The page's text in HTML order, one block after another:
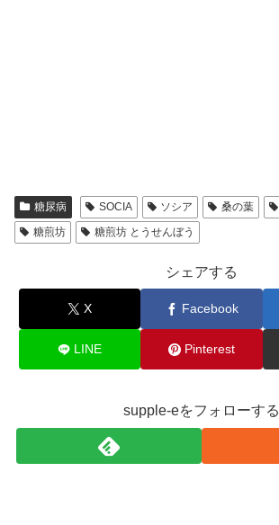
糖尿病 SOCIA ソシア 桑の葉
糖煎坊
糖煎坊 とうせんぼう
シェアする
X Facebook
LINE Pinterest
supple-eをフォローする